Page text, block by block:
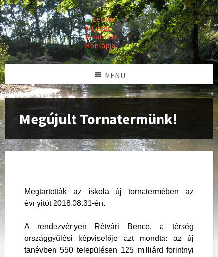
MENU
Megújult Tornatermünk!
Megtartották az iskola új tornatermében az
évnyitót 2018.08.31-én.
A rendezvényen Rétvári Bence, a térség
országgyűlési képviselője azt mondta: az új
tanévben 550 településen 125 milliárd forintnyi